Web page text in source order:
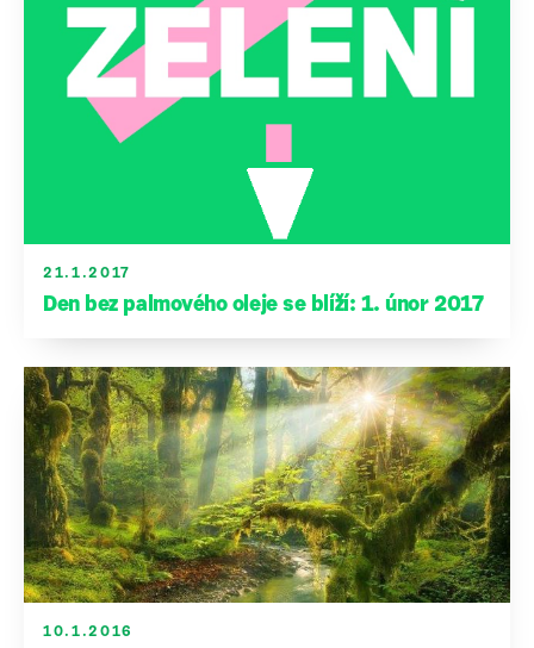
Podpořte nás
21.1.2017
Den bez palmového oleje se blíží: 1. únor 2017
10.1.2016